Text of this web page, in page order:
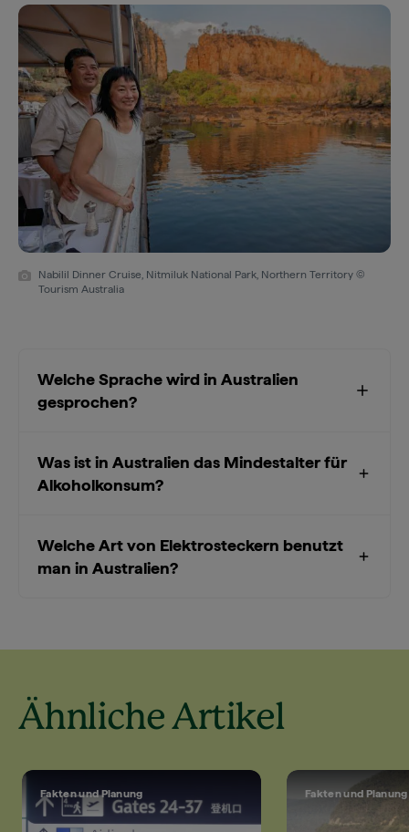
Nabilil Dinner Cruise, Nitmiluk National Park, Northern Territory ©
Tourism Australia
Welche Sprache wird in Australien
gesprochen?
Was ist in Australien das Mindestalter für
Alkoholkonsum?
Welche Art von Elektrosteckern benutzt
man in Australien?
Ähnliche Artikel
Fakten und Planung Fakten und Planung